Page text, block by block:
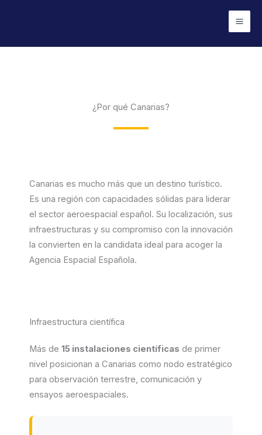
¿Por qué Canarias?
Canarias es mucho más que un destino turístico.
Es una región con capacidades sólidas para liderar
el sector aeroespacial español. Su localización, sus
infraestructuras y su compromiso con la innovación
la convierten en la candidata ideal para acoger la
Agencia Espacial Española.
Infraestructura científica
Más de 15 instalaciones científicas de primer
nivel posicionan a Canarias como nodo estratégico
para observación terrestre, comunicación y
ensayos aeroespaciales.